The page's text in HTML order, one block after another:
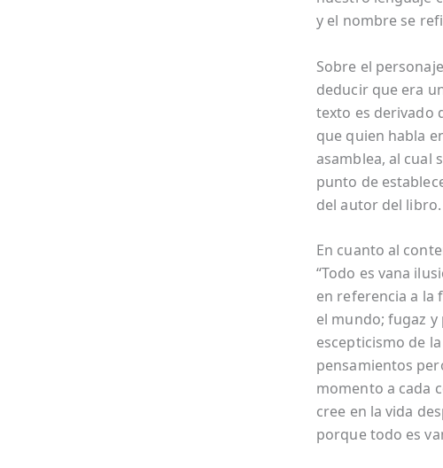
y el nombre se
Sobre el
deducir que era
texto es derivado
que quien habla
asamblea, al cual
punto de
del autor del libro.
En cuanto al
“Todo es vana
en referencia a la
el mundo; fugaz y
escepticismo de
pensamientos
momento a cada
cree en la vida
porque todo es